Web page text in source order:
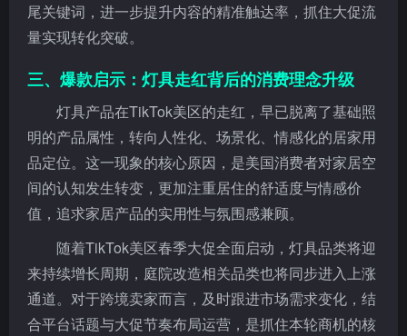
尾关键词，进一步提升内容的精准触达率，抓住大促流
量实现转化突破。
三、爆款启示：灯具走红背后的消费理念升级
灯具产品在TikTok美区的走红，早已脱离了基础照
明的产品属性，转向人性化、场景化、情感化的居家用
品定位。这一现象的核心原因，是美国消费者对家居空
间的认知发生转变，更加注重居住的舒适度与情感价
值，追求家居产品的实用性与氛围感兼顾。
随着TikTok美区春季大促全面启动，灯具品类将迎
来持续增长周期，庭院改造相关品类也将同步进入上涨
通道。对于跨境卖家而言，及时跟进市场需求变化，结
合平台话题与大促节奏布局运营，是抓住本轮商机的核